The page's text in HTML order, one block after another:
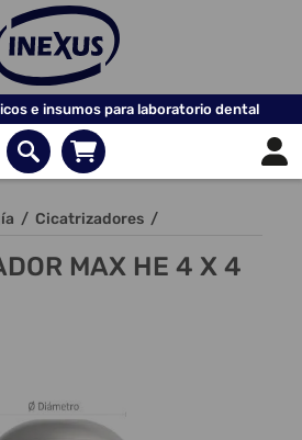
e insumos para laboratorio dental
/ Cicatrizadores /
MAX HE 4 X 4